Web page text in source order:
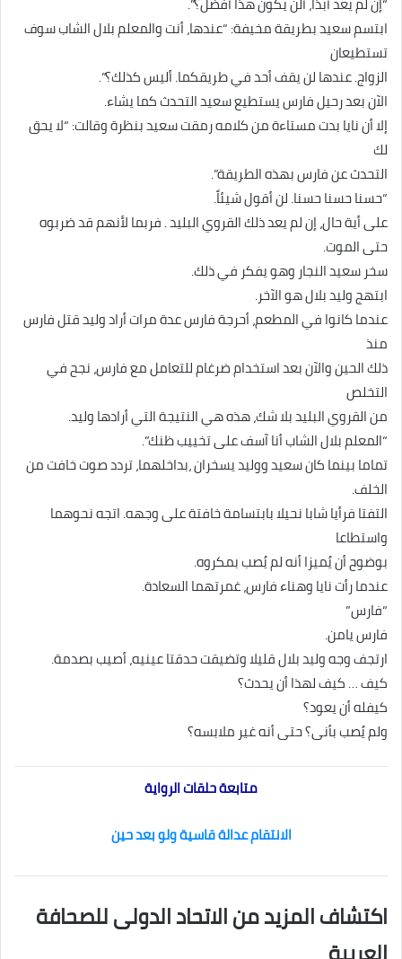
ابتسم سعيد بطريقة مخيفة: “عندها، أنت والمعلم بلال الشاب سوف
تستطيعان
الزواج. عندها لن يقف أحد في طريقكما. أليس كذلك؟”.
الآن بعد رحيل فارس يستطيع سعيد التحدث كما يشاء.
إلا أن نايا بدت مستاءة من كلامه رمقت سعيد بنظرة وقالت: “لا يحق
لك
التحدث عن فارس بهذه الطريقة”.
“حسنا حسنا حسنا. لن أقول شيئاً.
على أية حال، إن لم يعد ذلك القروي البليد . فربما لأنهم قد ضربوه
حتى الموت.
سخر سعيد النجار وهو يفكر في ذلك.
ابتهج وليد بلال هو الآخر.
عندما كانوا في المطعم، أحرجة فارس عدة مرات أراد وليد قتل فارس
منذ
ذلك الحين والآن بعد استخدام ضرغام للتعامل مع فارس، نجح في
التخلص
من القروي البليد بلا شك، هذه هي النتيجة التي أرادها وليد.
“المعلم بلال الشاب أنا آسف على تخييب ظنك”.
تماما بينما كان سعيد ووليد يسخران ،بداخلهما، تردد صوت خافت من
الخلف.
التفتا فرأيا شابا نحيلا بابتسامة خافتة على وجهه. اتجه نحوهما
واستطاعا
بوضوح أن يُميزا أنه لم يُصب بمكروه.
عندما رأت نايا وهناء فارس، غمرتهما السعادة.
“فارس”
فارس يامن.
ارتجف وجه وليد بلال قليلا وتضيقت حدقتا عينيه، أصيب بصدمة.
كيف … كيف لهذا أن يحدث؟
كيفله أن يعود؟
ولم يُصب بأنى؟ حتى أنه غير ملابسه؟
متابعة حلقات الرواية
الانتقام عدالة قاسية ولو بعد حين
اكتشاف المزيد من الاتحاد الدولى للصحافة